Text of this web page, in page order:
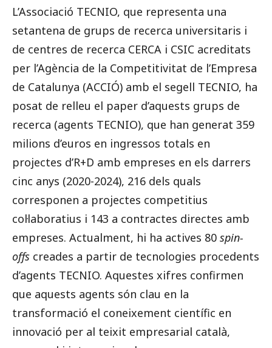
L’Associació TECNIO, que representa una
setantena de grups de recerca universitaris i
de centres de recerca CERCA i CSIC acreditats
per l’Agència de la Competitivitat de l’Empresa
de Catalunya (ACCIÓ) amb el segell TECNIO, ha
posat de relleu el paper d’aquests grups de
recerca (agents TECNIO), que han generat 359
milions d’euros en ingressos totals en
projectes d’R+D amb empreses en els darrers
cinc anys (2020-2024), 216 dels quals
corresponen a projectes competitius
col·laboratius i 143 a contractes directes amb
empreses. Actualment, hi ha actives 80 spin-
offs creades a partir de tecnologies procedents
d’agents TECNIO. Aquestes xifres confirmen
que aquests agents són clau en la
transformació el coneixement científic en
innovació per al teixit empresarial català,